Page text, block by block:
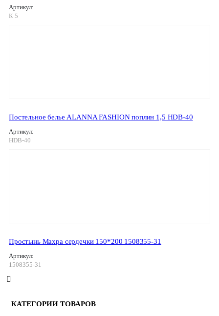
Артикул:
К 5
Постельное белье ALANNA FASHION поплин 1,5 HDB-40
Артикул:
HDB-40
Простынь Махра сердечки 150*200 1508355-31
Артикул:
1508355-31
КАТЕГОРИИ ТОВАРОВ